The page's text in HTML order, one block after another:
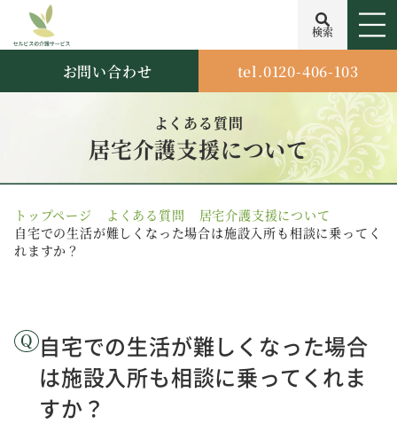
検索
お問い合わせ tel.0120-406-103
よくある質問
居宅介護支援について
トップページ よくある質問
居宅介護支援について
自宅での生活が難しくなった場合は施設入所も相談に乗ってく
れますか？
自宅での生活が難しくなった場合
は施設入所も相談に乗ってくれま
すか？